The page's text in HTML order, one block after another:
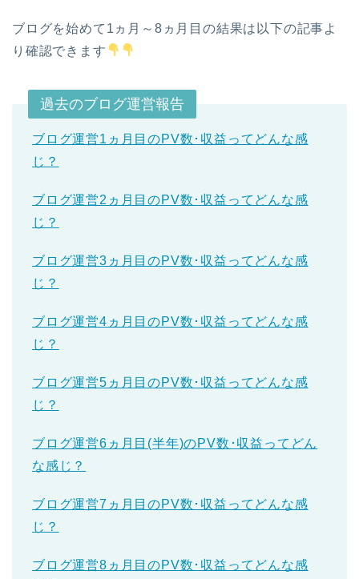
ブログを始めて1ヵ月～8ヵ月目の結果は以下の記事よ
り確認できます
過去のブログ運営報告
ブログ運営1ヵ月目のPV数･収益ってどんな感
じ？
ブログ運営2ヵ月目のPV数･収益ってどんな感
じ？
ブログ運営3ヵ月目のPV数･収益ってどんな感
じ？
ブログ運営4ヵ月目のPV数･収益ってどんな感
じ？
ブログ運営5ヵ月目のPV数･収益ってどんな感
じ？
ブログ運営6ヵ月目(半年)のPV数･収益ってどん
な感じ？
ブログ運営7ヵ月目のPV数･収益ってどんな感
じ？
ブログ運営8ヵ月目のPV数･収益ってどんな感